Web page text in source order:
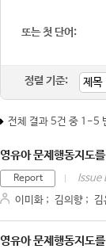
또는 첫 단어:
정렬 기준:
전체 결과 5건 중 1-5
영유아 문제행동지도
Report Issue
이미화 ; 김의향 ; 김
영유아 문제행동지도